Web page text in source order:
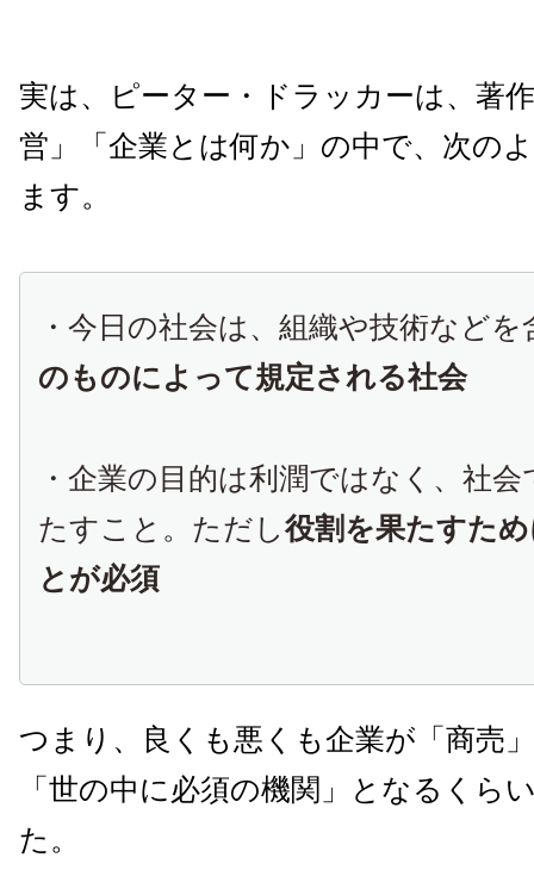
実は、ピーター・ドラッカーは、著
営」「企業とは何か」の中で、次の
ます。
・今日の社会は、組織や技術などを
のものによって規定される社会
・企業の目的は利潤ではなく、社
たすこと。ただし役割を果たすた
とが必須
つまり、良くも悪くも企業が「商売
「世の中に必須の機関」となるくら
た。